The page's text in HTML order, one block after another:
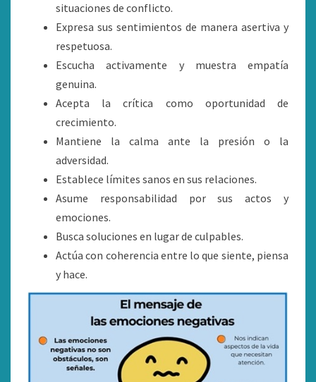
situaciones de conflicto.
Expresa sus sentimientos de manera asertiva y
respetuosa.
Escucha activamente y muestra empatía
genuina.
Acepta la crítica como oportunidad de
crecimiento.
Mantiene la calma ante la presión o la
adversidad.
Establece límites sanos en sus relaciones.
Asume responsabilidad por sus actos y
emociones.
Busca soluciones en lugar de culpables.
Actúa con coherencia entre lo que siente, piensa
y hace.